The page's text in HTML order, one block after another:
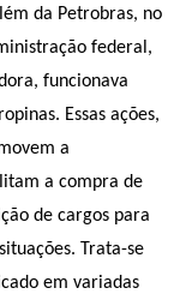
da Petrobras, no
federal,
funcionava
Essas ações,
a
a compra de
de cargos para
Trata-se
em variadas